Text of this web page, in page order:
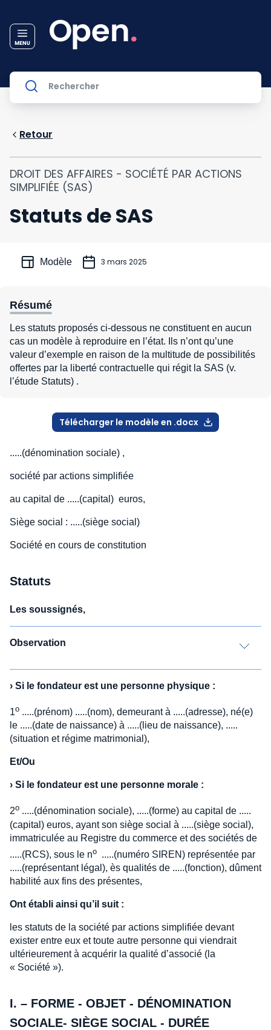
Retour
DROIT DES AFFAIRES - SOCIÉTÉ PAR ACTIONS
SIMPLIFIÉE (SAS)
Statuts de SAS
Modèle 3 mars 2025
Résumé
Les statuts proposés ci-dessous ne constituent en aucun
cas un modèle à reproduire en l’état. Ils n’ont qu’une
valeur d’exemple en raison de la multitude de possibilités
offertes par la liberté contractuelle qui régit la SAS (v.
l’étude Statuts) .
Télécharger le modèle en .docx
.....(dénomination sociale) ,
société par actions simplifiée
au capital de .....(capital) euros,
Siège social : .....(siège social)
Société en cours de constitution
Statuts
Les soussignés,
Observation
› Si le fondateur est une personne physique :
1o .....(prénom) .....(nom), demeurant à .....(adresse), né(e)
le .....(date de naissance) à .....(lieu de naissance), .....
(situation et régime matrimonial),
Et/Ou
› Si le fondateur est une personne morale :
2o .....(dénomination sociale), .....(forme) au capital de .....
(capital) euros, ayant son siège social à .....(siège social),
immatriculée au Registre du commerce et des sociétés de
.....(RCS), sous le no .....(numéro SIREN) représentée par
.....(représentant légal), ès qualités de .....(fonction), dûment
habilité aux fins des présentes,
Ont établi ainsi qu’il suit :
les statuts de la société par actions simplifiée devant
exister entre eux et toute autre personne qui viendrait
ultérieurement à acquérir la qualité d’associé (la
« Société »).
I. – FORME - OBJET - DÉNOMINATION
SOCIALE- SIÈGE SOCIAL - DURÉE